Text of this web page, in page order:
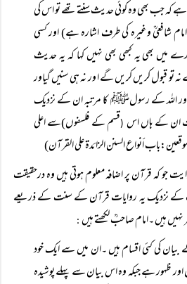
ہے کہ جب بھی وہ کوئی حدیث سنتے تھے تو اس کی
شافعیؒ وغیرہ کی طرف اشارہ ہے) اور کسی
بھی یہ کبھی بھی نہیں کہا کہ یہ حدیث
تو قبول کریں کریں گے ا ور نہ ہی سنیں گیاور
اللہ کے رسولﷺ کا مرتبہ ان کے نزدیک
ان کے ہاں اس (قسم کے فلسفوں)سے اعلی
أنواع السنن الزائدۃ علی القرآن)
جو کہ قرآن پر اضافہ معلوم ہوتی ہیں وہ درحقیقت
کے نزدیک یہ روایات قرآن کے سنت کے ذریعے
ہیں ۔امام صاحبؒ لکھتے ہیں :
کی کئی اقسام ہیں ۔ان میں سے ایک خود
ظہور ہے جبکہ وہ اس بیان سے پہلے پوشیدہ